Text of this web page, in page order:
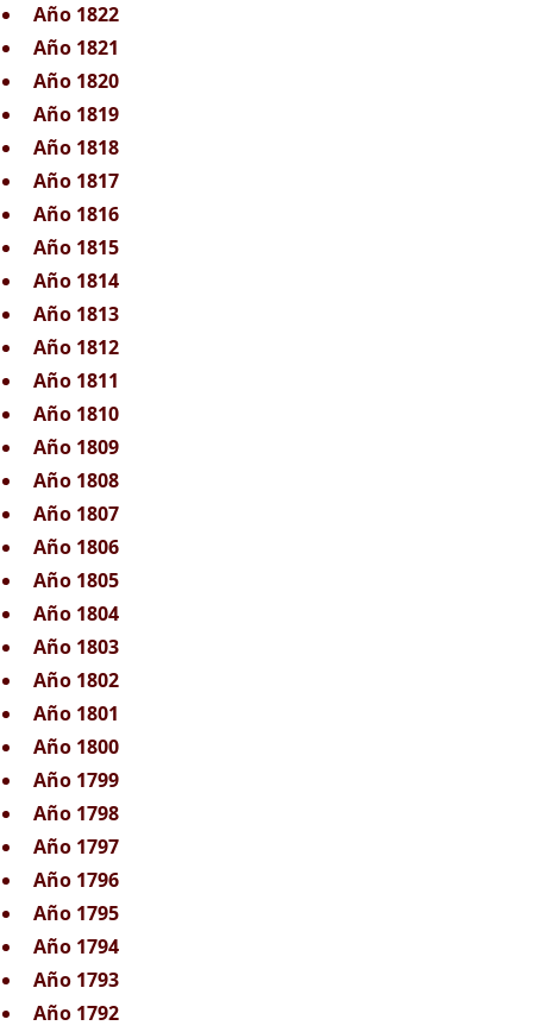
Año 1822
Año 1821
Año 1820
Año 1819
Año 1818
Año 1817
Año 1816
Año 1815
Año 1814
Año 1813
Año 1812
Año 1811
Año 1810
Año 1809
Año 1808
Año 1807
Año 1806
Año 1805
Año 1804
Año 1803
Año 1802
Año 1801
Año 1800
Año 1799
Año 1798
Año 1797
Año 1796
Año 1795
Año 1794
Año 1793
Año 1792